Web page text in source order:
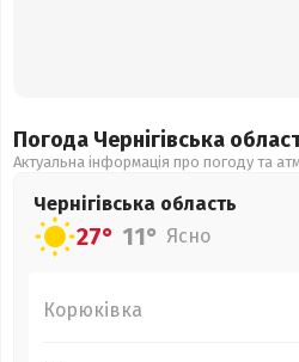
Погода Чернігівська
Актуальна інформація про погоду та
Чернігівська область
27° 11° Ясно
Корюківка